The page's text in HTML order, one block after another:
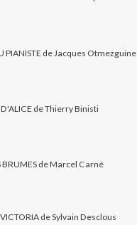
PIANISTE de Jacques Otmezguine
de Thierry Binisti
BRUMES de Marcel Carné
VICTORIA de Sylvain Desclous